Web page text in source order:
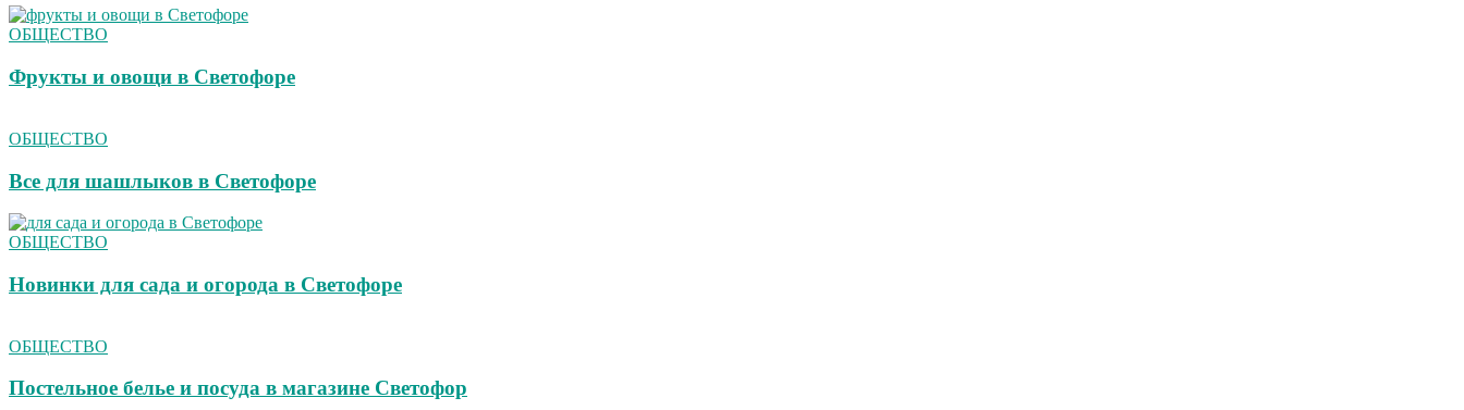
ОБЩЕСТВО
Фрукты и овощи в Светофоре
ОБЩЕСТВО
Все для шашлыков в Светофоре
ОБЩЕСТВО
Новинки для сада и огорода в Светофоре
ОБЩЕСТВО
Постельное белье и посуда в магазине Светофор